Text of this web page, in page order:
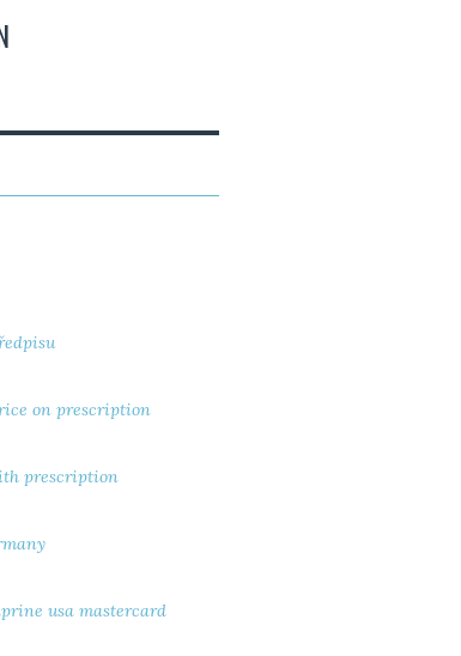
on prescription
prescription
usa mastercard